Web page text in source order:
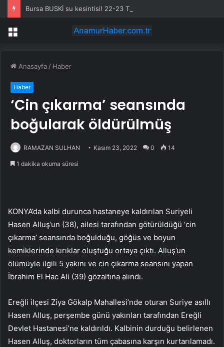
Menü
Anasayfa / Haber
Haber
‘Cin çıkarma’ seansında
boğularak öldürülmüş
RAMAZAN SULHAN Kasım 23, 2022 0 14
1 dakika okuma süresi
KONYA’da kalbi durunca hastaneye kaldırılan Suriyeli
Hasen Alluş’un (38), ailesi tarafından götürüldüğü ‘cin
çıkarma’ seansında boğulduğu, göğüs ve boyun
kemiklerinde kırıklar oluştuğu ortaya çıktı. Alluş’un
ölümüyle ilgili 5 yakını ve cin çıkarma seansını yapan
İbrahim El Hac Ali (39) gözaltına alındı.
Ereğli ilçesi Ziya Gökalp Mahallesi’nde oturan Suriye asıllı
Hasen Alluş, perşembe günü yakınları tarafından Ereğli
Devlet Hastanesi’ne kaldırıldı. Kalbinin durduğu belirlenen
Hasen Alluş, doktorların tüm çabasına karşın kurtarılamadı.